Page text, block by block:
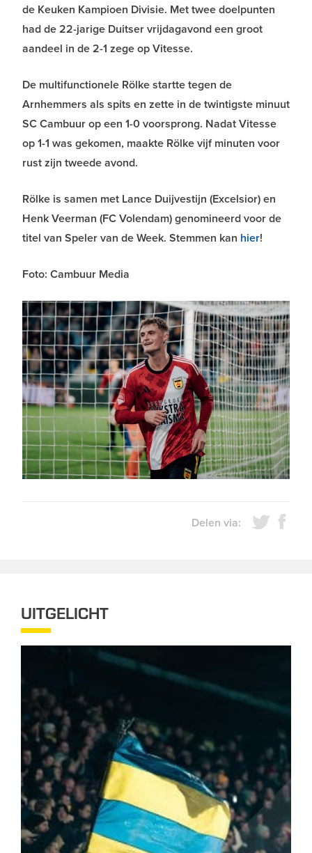
de Keuken Kampioen Divisie. Met twee doelpunten
had de 22-jarige Duitser vrijdagavond een groot
aandeel in de 2-1 zege op Vitesse.
De multifunctionele Rölke startte tegen de
Arnhemmers als spits en zette in de twintigste minuut
SC Cambuur op een 1-0 voorsprong. Nadat Vitesse
op 1-1 was gekomen, maakte Rölke vijf minuten voor
rust zijn tweede avond.
Rölke is samen met Lance Duijvestijn (Excelsior) en
Henk Veerman (FC Volendam) genomineerd voor de
titel van Speler van de Week. Stemmen kan hier!
Foto: Cambuur Media
Delen via:
UITGELICHT